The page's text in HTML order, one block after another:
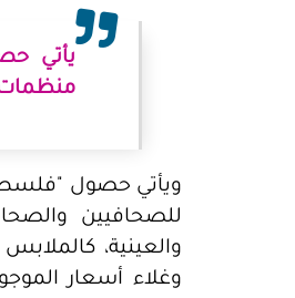
يأتي
منظمات
ويأتي حصول
للصحافيين
والعينية،
وغلاء أسعار